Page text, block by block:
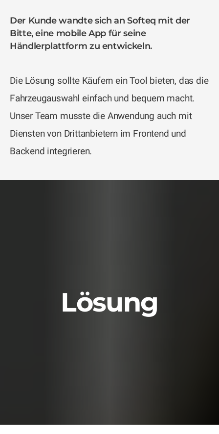
Der Kunde wandte sich an Softeq mit der
Bitte, eine mobile App für seine
Händlerplattform zu entwickeln.
Die Lösung sollte Käufern ein Tool bieten, das die
Fahrzeugauswahl einfach und bequem macht.
Unser Team musste die Anwendung auch mit
Diensten von Drittanbietern im Frontend und
Backend integrieren.
Lösung